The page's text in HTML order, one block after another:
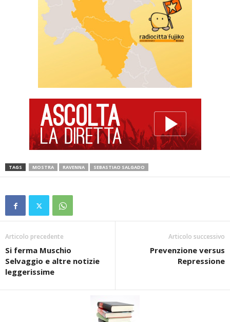
TAGS MOSTRA RAVENNA SEBASTIAO SALGADO
Articolo precedente
Si ferma Muschio
Selvaggio e altre notizie
leggerissime
Articolo successivo
Prevenzione versus
Repressione